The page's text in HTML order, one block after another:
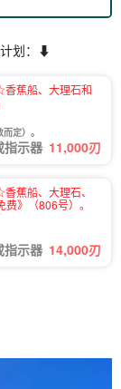
划：⬇︎
蕉船、大理石和
定）。
示器 11,000刃
蕉船、大理石、
》（806号）。
示器 14,000刃